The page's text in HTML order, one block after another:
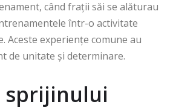
când frații săi se alăturau
într-o activitate
Aceste experiențe comune au
de unitate și determinare.
sprijinului